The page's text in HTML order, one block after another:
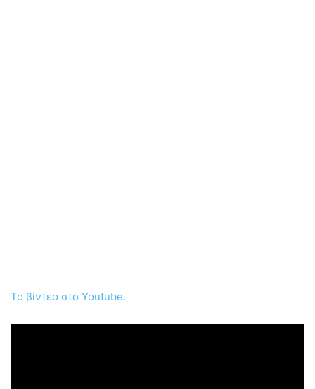
Το βίντεο στο Youtube.